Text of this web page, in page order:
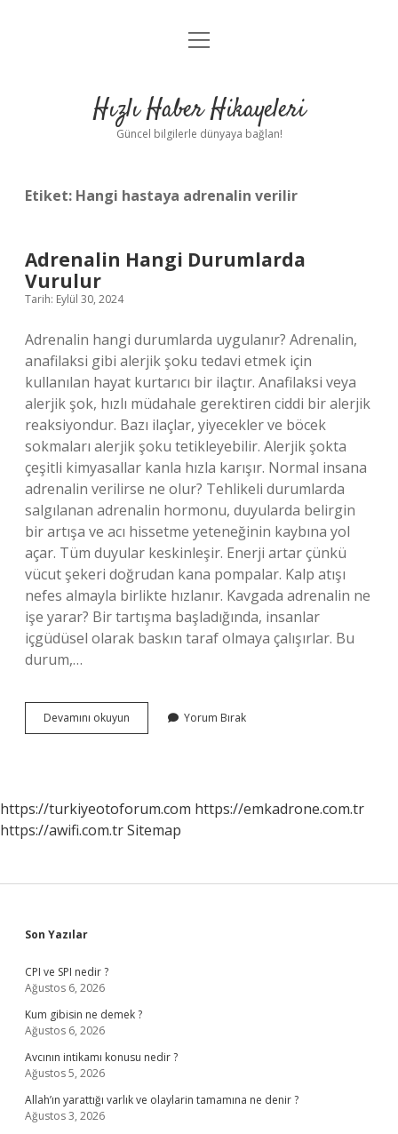
Anasayfa
Yasal Uyarı
menüyü
Hızlı Haber Hikayeleri
Güncel bilgilerle dünyaya bağlan!
Etiket: Hangi hastaya adrenalin verilir
Adrenalin Hangi Durumlarda
Vurulur
Tarih: Eylül 30, 2024
Adrenalin hangi durumlarda uygulanır? Adrenalin,
anafilaksi gibi alerjik şoku tedavi etmek için
kullanılan hayat kurtarıcı bir ilaçtır. Anafilaksi veya
alerjik şok, hızlı müdahale gerektiren ciddi bir alerjik
reaksiyondur. Bazı ilaçlar, yiyecekler ve böcek
sokmaları alerjik şoku tetikleyebilir. Alerjik şokta
çeşitli kimyasallar kanla hızla karışır. Normal insana
adrenalin verilirse ne olur? Tehlikeli durumlarda
salgılanan adrenalin hormonu, duyularda belirgin
bir artışa ve acı hissetme yeteneğinin kaybına yol
açar. Tüm duyular keskinleşir. Enerji artar çünkü
vücut şekeri doğrudan kana pompalar. Kalp atışı
nefes almayla birlikte hızlanır. Kavgada adrenalin ne
işe yarar? Bir tartışma başladığında, insanlar
içgüdüsel olarak baskın taraf olmaya çalışırlar. Bu
durum,…
Devamını okuyun Adrenalin
Hangi
Yorum Bırak
https://turkiyeotoforum.com https://emkadrone.com.tr
https://awifi.com.trSitemap
Sidebar
Son Yazılar
CPI ve SPI nedir ?
Ağustos 6, 2026
Kum gibisin ne demek ?
Ağustos 6, 2026
Avcının intikamı konusu nedir ?
Ağustos 5, 2026
Allah’ın yarattığı varlık ve olaylarin tamamına ne denir ?
Ağustos 3, 2026